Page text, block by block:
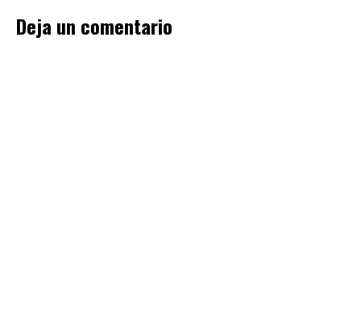
Deja un comentario